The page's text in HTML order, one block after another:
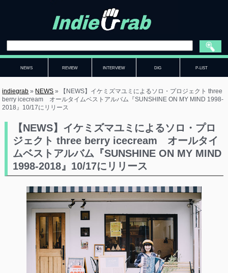
NEWS REVIEW INTERVIEW DIG P-LIST
indiegrab » NEWS »
【NEWS】イケミズマユミによるソロ・プロジェクト three
berry icecream オールタイムベストアルバム『SUNSHINE ON MY MIND 1998-
2018』10/17にリリース
【NEWS】イケミズマユミによるソロ・プロ
ジェクト three berry icecream オールタイ
ムベストアルバム『SUNSHINE ON MY MIND
1998-2018』10/17にリリース